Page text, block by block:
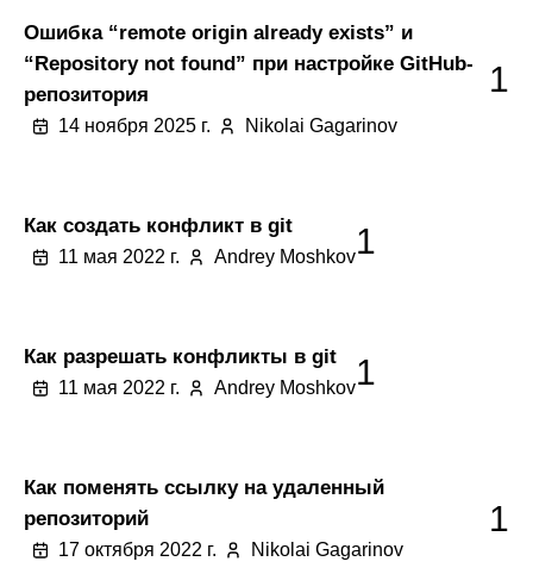
Ошибка “remote origin already exists” и
“Repository not found” при настройке GitHub-
репозитория
14 ноября 2025 г. Nikolai Gagarinov
1
Как создать конфликт в git
11 мая 2022 г. Andrey Moshkov1
Как разрешать конфликты в git
11 мая 2022 г. Andrey Moshkov1
Как поменять ссылку на удаленный
репозиторий
17 октября 2022 г. Nikolai Gagarinov
1